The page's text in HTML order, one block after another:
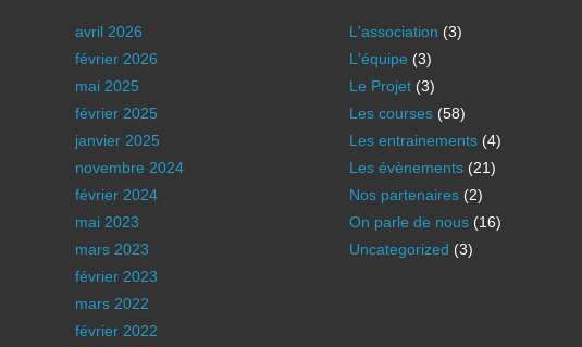
avril 2026
février 2026
mai 2025
février 2025
janvier 2025
novembre 2024
février 2024
mai 2023
mars 2023
février 2023
mars 2022
février 2022
L'association (3)
L'équipe (3)
Le Projet(3)
Les courses(58)
Les entrainements(4)
Les évènements(21)
Nos partenaires(2)
On parle de nous(16)
Uncategorized (3)